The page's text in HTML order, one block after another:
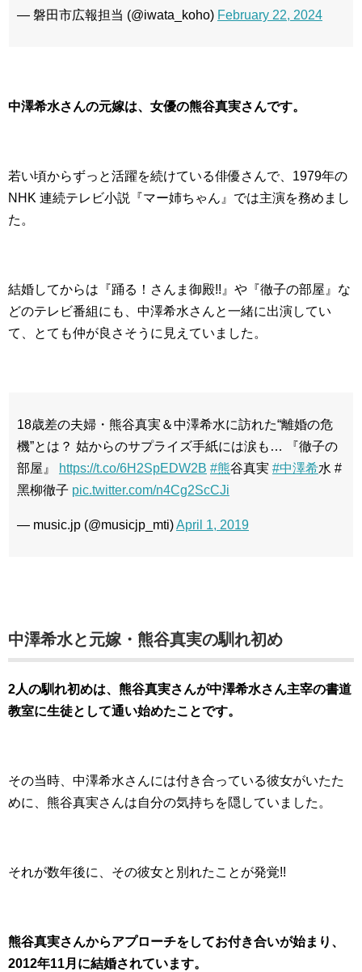
— 磐田市広報担当 (@iwata_koho) February 22, 2024
中澤希水さんの元嫁は、女優の熊谷真実さんです。
若い頃からずっと活躍を続けている俳優さんで、1979年の
NHK 連続テレビ小説『マー姉ちゃん』では主演を務めまし
た。
結婚してからは『踊る！さんま御殿!!』や『徹子の部屋』な
どのテレビ番組にも、中澤希水さんと一緒に出演してい
て、とても仲が良さそうに見えていました。
18歳差の夫婦・熊谷真実＆中澤希水に訪れた“離婚の危
機”とは？ 姑からのサプライズ手紙には涙も… 『徹子の
部屋』
https://t.co/6H2SpEDW2B #熊⾕真実 #中澤希⽔ #
⿊柳徹⼦ pic.twitter.com/n4Cg2ScCJi
— music.jp (@musicjp_mti)April 1, 2019
中澤希水と元嫁・熊谷真実の馴れ初め
2人の馴れ初めは、熊谷真実さんが中澤希水さん主宰の書道
教室に生徒として通い始めたことです。
その当時、中澤希水さんには付き合っている彼女がいたた
めに、熊谷真実さんは自分の気持ちを隠していました。
それが数年後に、その彼女と別れたことが発覚!!
熊谷真実さんからアプローチをしてお付き合いが始まり、
2012年11月に結婚されています。